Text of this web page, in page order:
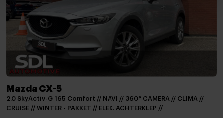
Getint glas
Grootlichtassistent
Keyless entry
keyless entry
Koplampen adaptief
Koplampen adaptief
koplampreiniging
Mazda CX-5
2.0 SkyActiv-G 165 Comfort // NAVI // 360° CAMERA // CLIMA //
CRUISE // WINTER - PAKKET // ELEK. ACHTERKLEP //